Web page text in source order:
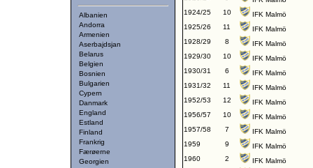
Albanien
Andorra
Armenien
Aserbajdsjan
Belarus
Belgien
Bosnien
Bulgarien
Cypern
Danmark
England
Estland
Finland
Frankrig
Færøerne
Georgien
1924/25
10
IFK Malmö
1925/26
11
IFK Malmö
1928/29
8
IFK Malmö
1929/30
10
IFK Malmö
1930/31
6
IFK Malmö
1931/32
11
IFK Malmö
1952/53
12
IFK Malmö
1956/57
10
IFK Malmö
1957/58
7
IFK Malmö
1959
9
IFK Malmö
1960
2
IFK Malmö